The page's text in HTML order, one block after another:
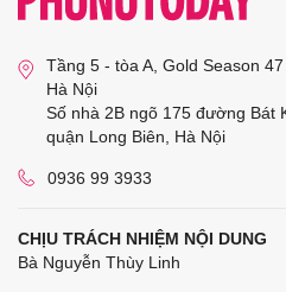
Tầng 5 - tòa A, Gold Season
Hà Nội
Số nhà 2B ngõ 175 đường Bát
quận Long Biên, Hà Nội
0936 99 3933
CHỊU TRÁCH NHIỆM NỘI DUNG
Bà Nguyễn Thùy Linh